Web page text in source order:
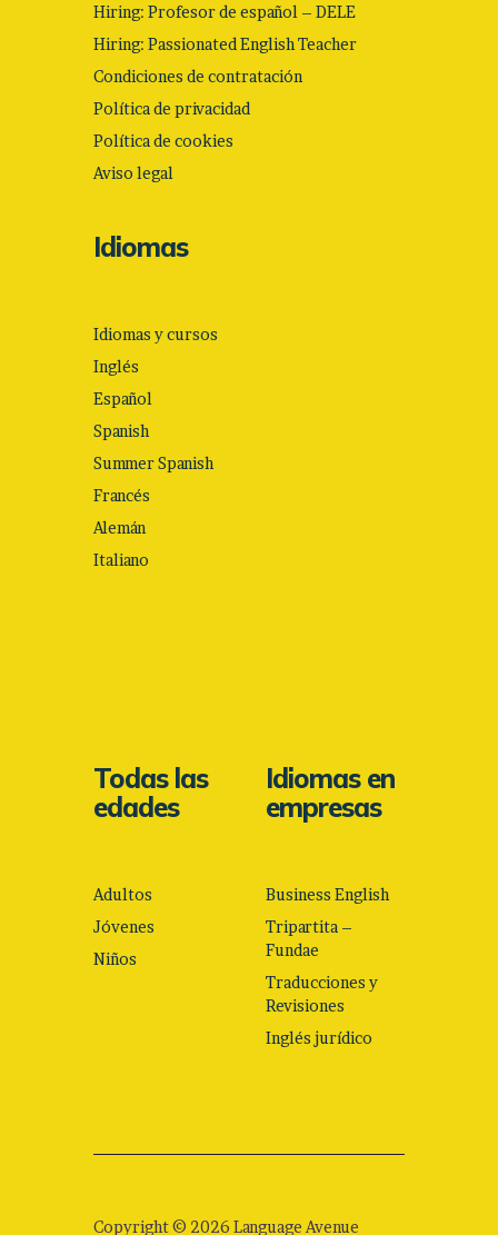
Hiring: Profesor de español – DELE
Hiring: Passionated English Teacher
Condiciones de contratación
Política de privacidad
Política de cookies
Aviso legal
Idiomas
Idiomas y cursos
Inglés
Español
Spanish
Summer Spanish
Francés
Alemán
Italiano
Todas las
edades
Adultos
Jóvenes
Niños
Idiomas en
empresas
Business English
Tripartita –
Fundae
Traducciones y
Revisiones
Inglés jurídico
Copyright © 2026 Language Avenue